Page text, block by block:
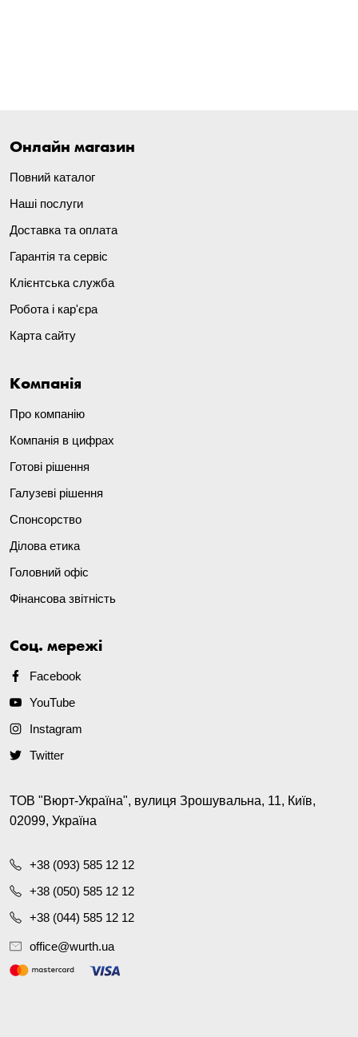
Онлайн магазин
Повний каталог
Наші послуги
Доставка та оплата
Гарантія та сервіс
Клієнтська служба
Робота і кар'єра
Карта сайту
Компанія
Про компанію
Компанія в цифрах
Готові рішення
Галузеві рішення
Спонсорство
Ділова етика
Головний офіс
Фінансова звітність
Соц. мережі
Facebook
YouTube
Instagram
Twitter
ТОВ "Вюрт-Україна", вулиця Зрошувальна, 11, Київ,
02099, Україна
+38 (093) 585 12 12
+38 (050) 585 12 12
+38 (044) 585 12 12
office@wurth.ua